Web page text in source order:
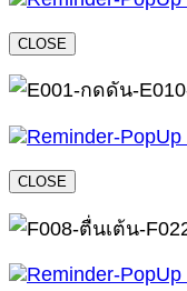
CLOSE
CLOSE